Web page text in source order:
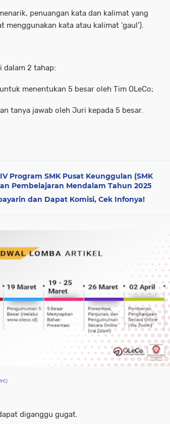
penuangan kata dan kalimat yang
menggunakan kata atau kalimat 'gaul').
dalam 2 tahap:
menentukan 5 besar oleh Tim OLeCo;
tanya jawab oleh Juri kepada 5 besar.
Program SMK Pusat Keunggulan (SMK
Pembelajaran Mendalam Tahun 2025
dan Dapat Komisi, Cek Infonya!
)
diganggu gugat.